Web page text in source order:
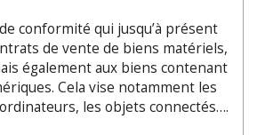
conformité qui jusqu’à présent
de vente de biens matériels,
également aux biens contenant
Cela vise notamment les
les objets connectés….